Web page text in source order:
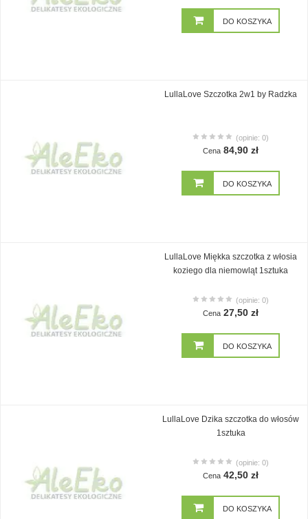
DO KOSZYKA
LullaLove Szczotka 2w1 by Radzka
(opinie: 0)
Cena 84,90 zł
DO KOSZYKA
LullaLove Miękka szczotka z włosia
koziego dla niemowląt 1sztuka
(opinie: 0)
Cena 27,50 zł
DO KOSZYKA
LullaLove Dzika szczotka do włosów
1sztuka
(opinie: 0)
Cena 42,50 zł
DO KOSZYKA